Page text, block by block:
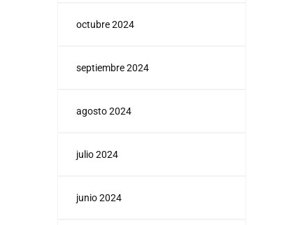
octubre 2024
septiembre 2024
agosto 2024
julio 2024
junio 2024